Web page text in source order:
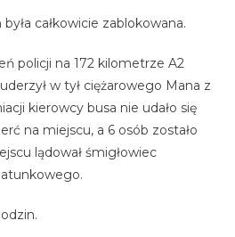
całkowicie zablokowana.
policji na 172 kilometrze A2
w tył ciężarowego Mana z
kierowcy busa nie udało się
na miejscu, a 6 osób zostało
lądował śmigłowiec